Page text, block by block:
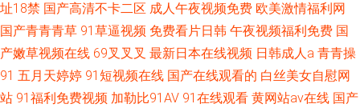
址18禁 国产高清不卡二区 成人午夜视频免费 欧美激情福利网
国产青青青草 91草逼视频 免费看片日韩 午夜视频福利免费 国
产嫩草视频在线 69叉叉叉 最新日本在线视频 日韩成人a 青青操
91 五月天婷婷 91短视频在线 国产在线观看的 白丝美女自慰网
站 91福利免费视频 加勒比91AV 91在线观看 黄网站av在线 国产